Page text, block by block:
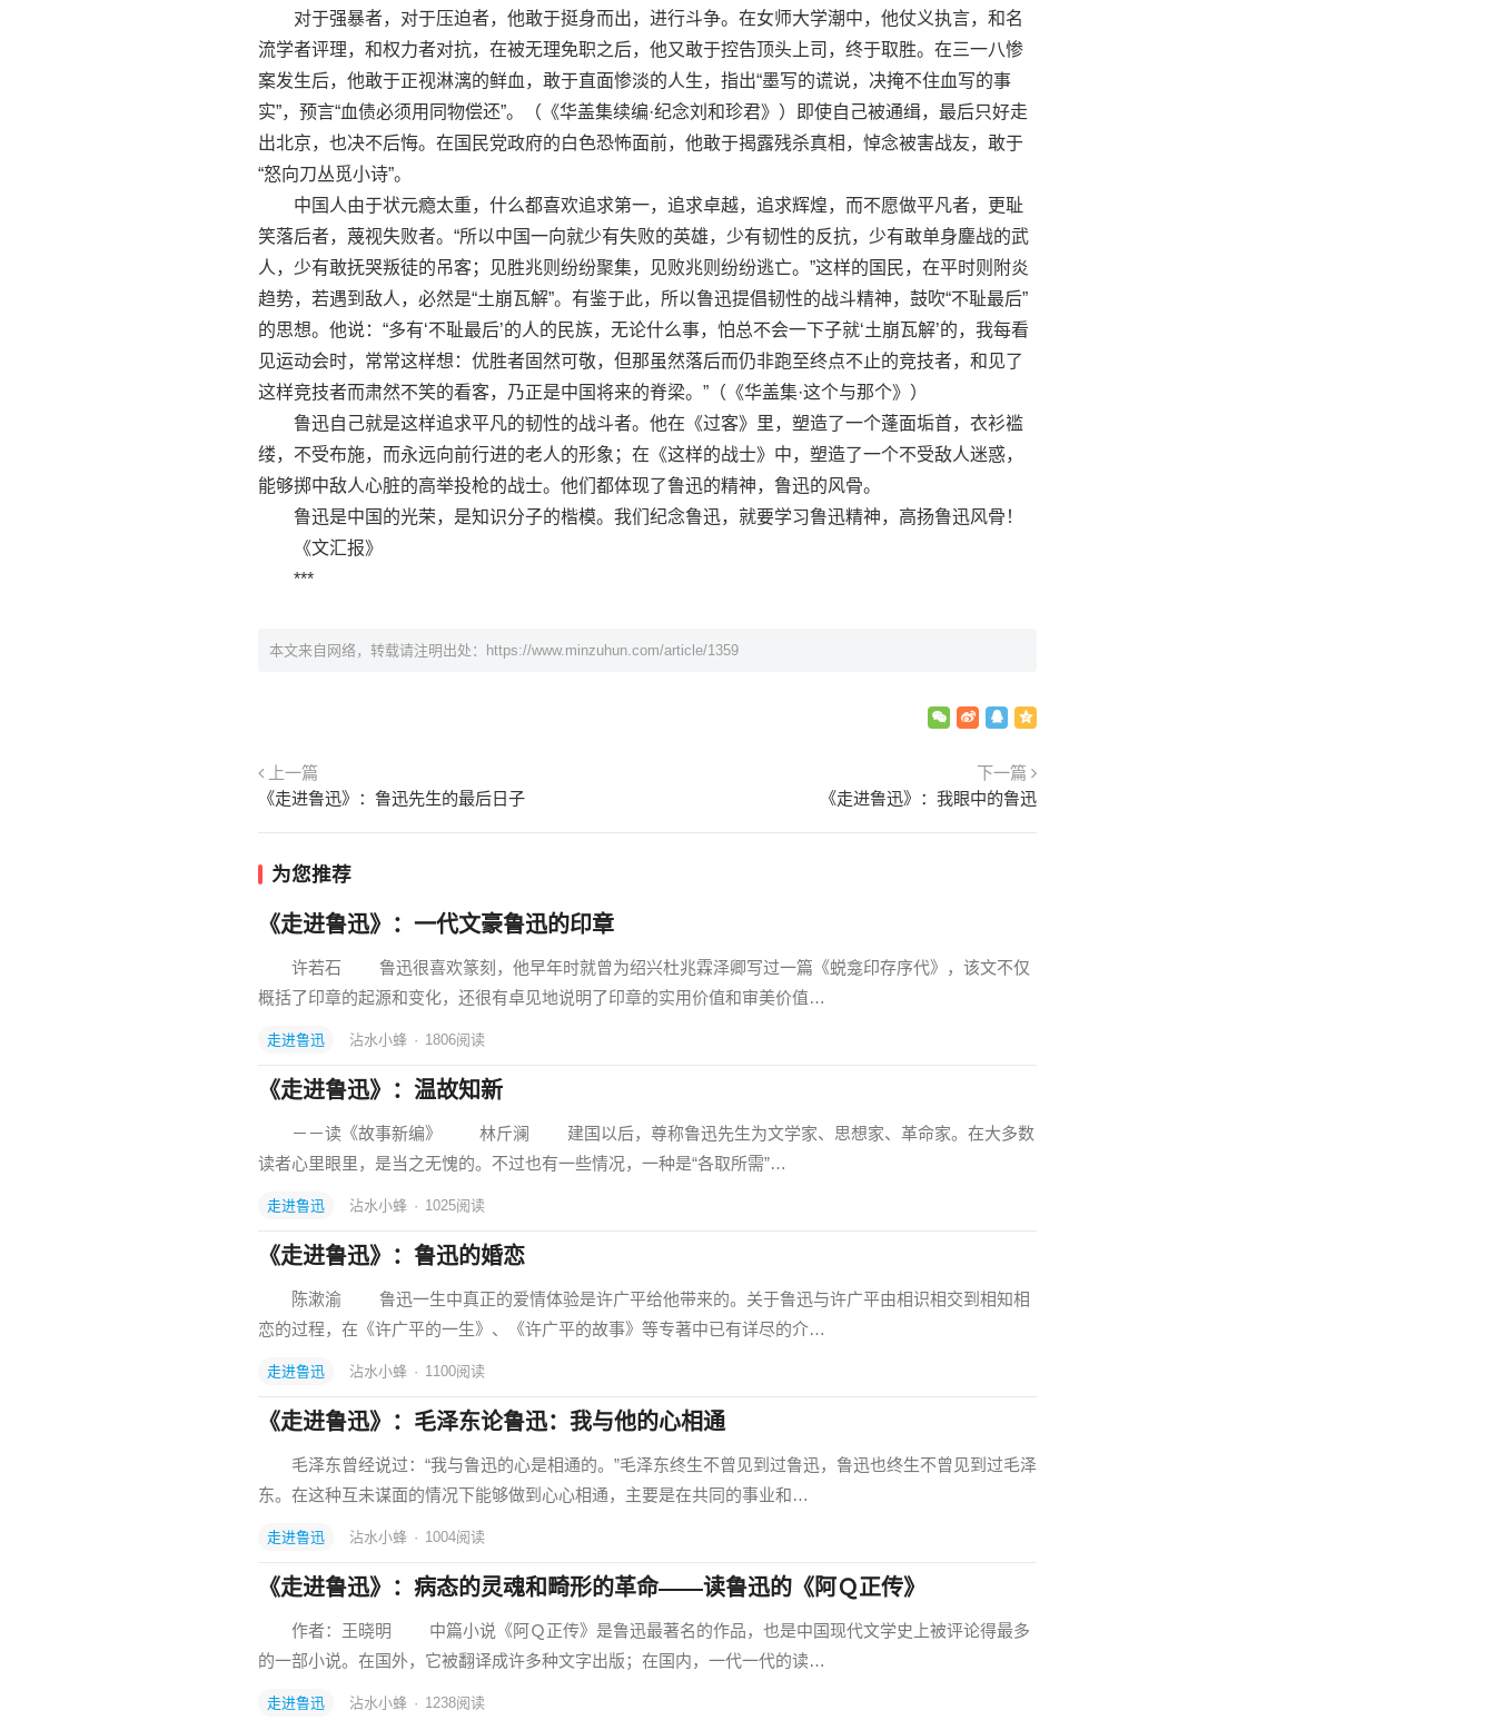
对于强暴者，对于压迫者，他敢于挺身而出，进行斗争。在女师大学潮中，他仗义执言，和名
流学者评理，和权力者对抗，在被无理免职之后，他又敢于控告顶头上司，终于取胜。在三一八惨
案发生后，他敢于正视淋漓的鲜血，敢于直面惨淡的人生，指出“墨写的谎说，决掩不住血写的事
实”，预言“血债必须用同物偿还”。（《华盖集续编·纪念刘和珍君》）即使自己被通缉，最后只好走
出北京，也决不后悔。在国民党政府的白色恐怖面前，他敢于揭露残杀真相，悼念被害战友，敢于
“怒向刀丛觅小诗”。
中国人由于状元瘾太重，什么都喜欢追求第一，追求卓越，追求辉煌，而不愿做平凡者，更耻
笑落后者，蔑视失败者。“所以中国一向就少有失败的英雄，少有韧性的反抗，少有敢单身鏖战的武
人，少有敢抚哭叛徒的吊客；见胜兆则纷纷聚集，见败兆则纷纷逃亡。”这样的国民，在平时则附炎
趋势，若遇到敌人，必然是“土崩瓦解”。有鉴于此，所以鲁迅提倡韧性的战斗精神，鼓吹“不耻最后”
的思想。他说：“多有‘不耻最后’的人的民族，无论什么事，怕总不会一下子就‘土崩瓦解’的，我每看
见运动会时，常常这样想：优胜者固然可敬，但那虽然落后而仍非跑至终点不止的竞技者，和见了
这样竞技者而肃然不笑的看客，乃正是中国将来的脊梁。”（《华盖集·这个与那个》）
鲁迅自己就是这样追求平凡的韧性的战斗者。他在《过客》里，塑造了一个蓬面垢首，衣衫褴
缕，不受布施，而永远向前行进的老人的形象；在《这样的战士》中，塑造了一个不受敌人迷惑，
能够掷中敌人心脏的高举投枪的战士。他们都体现了鲁迅的精神，鲁迅的风骨。
鲁迅是中国的光荣，是知识分子的楷模。我们纪念鲁迅，就要学习鲁迅精神，高扬鲁迅风骨！
《文汇报》
***
本文来自网络，转载请注明出处： https://www.minzuhun.com/article/1359
上一篇
《走进鲁迅》：鲁迅先生的最后日子
下一篇
《走进鲁迅》：我眼中的鲁迅
为您推荐
《走进鲁迅》：一代文豪鲁迅的印章
许若石 鲁迅很喜欢篆刻，他早年时就曾为绍兴杜兆霖泽卿写过一篇《蜕龛印存序代》，该文不仅
概括了印章的起源和变化，还很有卓见地说明了印章的实用价值和审美价值…
走进鲁迅 沾水小蜂 · 1806阅读
《走进鲁迅》：温故知新
－－读《故事新编》 林斤澜 建国以后，尊称鲁迅先生为文学家、思想家、革命家。在大多数
读者心里眼里，是当之无愧的。不过也有一些情况，一种是“各取所需”…
走进鲁迅 沾水小蜂 · 1025阅读
《走进鲁迅》：鲁迅的婚恋
陈漱渝 鲁迅一生中真正的爱情体验是许广平给他带来的。关于鲁迅与许广平由相识相交到相知相
恋的过程，在《许广平的一生》、《许广平的故事》等专著中已有详尽的介…
走进鲁迅 沾水小蜂 · 1100阅读
《走进鲁迅》：毛泽东论鲁迅：我与他的心相通
毛泽东曾经说过：“我与鲁迅的心是相通的。”毛泽东终生不曾见到过鲁迅，鲁迅也终生不曾见到过毛泽
东。在这种互未谋面的情况下能够做到心心相通，主要是在共同的事业和…
走进鲁迅 沾水小蜂 · 1004阅读
《走进鲁迅》：病态的灵魂和畸形的革命——读鲁迅的《阿Ｑ正传》
作者：王晓明 中篇小说《阿Ｑ正传》是鲁迅最著名的作品，也是中国现代文学史上被评论得最多
的一部小说。在国外，它被翻译成许多种文字出版；在国内，一代一代的读…
走进鲁迅 沾水小蜂 · 1238阅读